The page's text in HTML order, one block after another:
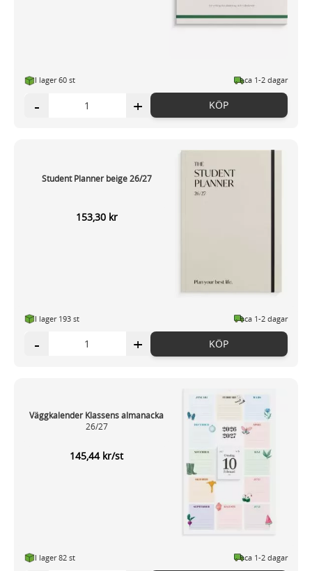
I lager 60 st ca 1-2 dagar
- + KÖP
Student Planner beige 26/27
153,30 kr
I lager 193 st ca 1-2 dagar
- + KÖP
Väggkalender Klassens almanacka
26/27
145,44 kr/st
I lager 82 st ca 1-2 dagar